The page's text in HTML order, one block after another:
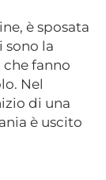
è sposata
sono la
fanno
Nel
di una
è uscito